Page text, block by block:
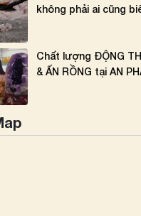
không phải ai cũng
Chất lượng ĐỘNG
& ẤN RỒNG tại AN